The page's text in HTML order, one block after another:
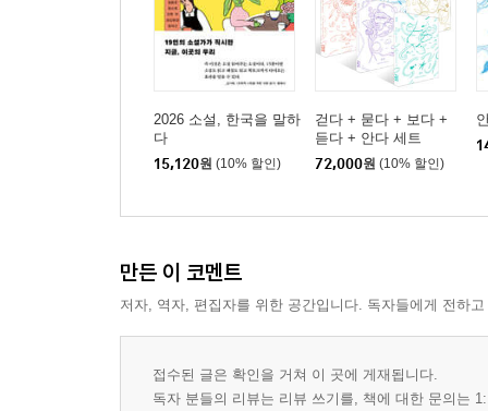
2026 소설, 한국을 말하
다
15,120원 (10% 할인)
걷다 + 묻다 + 보다 +
듣다 + 안다 세트
72,000원 (10% 할인)
만든 이 코멘트
저자, 역자, 편집자를 위한 공간입니다. 독자들에게 전하
접수된 글은 확인을 거쳐 이 곳에 게재됩니다.
독자 분들의 리뷰는 리뷰 쓰기를, 책에 대한 문의는